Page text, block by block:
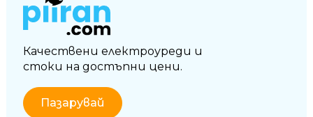
Качествени електроуреди и
стоки на достъпни цени.
Пазарувай